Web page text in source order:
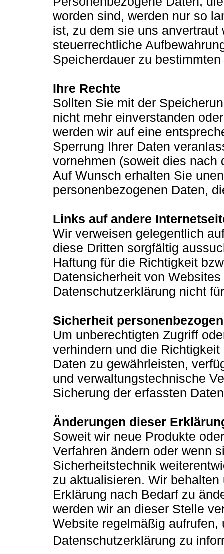
worden sind, werden nur so
ist, zu dem sie uns
steuerrechtliche
Speicherdauer zu
Ihre Rechte
Sollten Sie mit der
nicht mehr einverstanden
werden wir auf eine
Sperrung Ihrer Daten
vornehmen (soweit dies nach
Auf Wunsch erhalten Sie
personenbezogenen Daten,
Links auf andere
Wir verweisen gelegentlich
diese Dritten sorgfältig
Haftung für die Richtigkeit
Datensicherheit von
Datenschutzerklärung nicht
Sicherheit
Um unberechtigten Zugriff
verhindern und die
Daten zu gewährleisten,
und verwaltungstechnische
Sicherung der erfassten
Änderungen dieser
Soweit wir neue Produkte
Verfahren ändern oder wenn
Sicherheitstechnik
zu aktualisieren. Wir
Erklärung nach Bedarf zu
werden wir an dieser Stelle
Website regelmäßig
Datenschutzerklärung zu